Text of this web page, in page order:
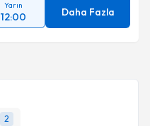
2
Yarın
12:00 Daha Fazla